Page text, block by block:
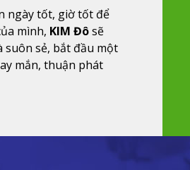
ngày tốt, giờ tốt để
mình, KIM Đôsẽ
suôn sẻ, bắt đầu một
mắn, thuận phát